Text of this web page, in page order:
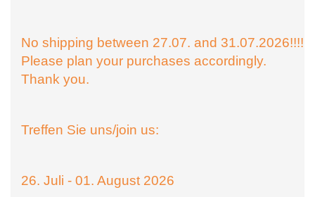
No shipping between 27.07. and 31.07.2026!!!!
Please plan your purchases accordingly.
Thank you.
Treffen Sie uns/join us:
26. Juli - 01. August 2026